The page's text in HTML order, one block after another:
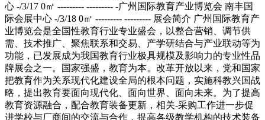
心 -/3/17 0㎡ --------- --------- -广州国际教育产业博览会 南丰国
际会展中心 -/3/18 0㎡ --------- --------- 展会简介 广州国际教育产
业博览会是全国性教育行业专业盛会，以整合营销、调节供
需、技术推广、聚焦联系和交易、产学研结合与产业联动等为
功能，已发展成为我国教育行业极具规模及影响力的专业性品
牌展会之一。国家强盛，教育为本。改革开放以来，党和国家
把教育作为关系现代化建设全局的根本问题，实施科教兴国战
略，提出教育要面向现代化、面向世界、面向未来。为了提高
教育资源融合，配合教育装备更新，相关-采购工作进一步促
进学校与厂商间的交流与合作，提高各级教学机构的技术装备